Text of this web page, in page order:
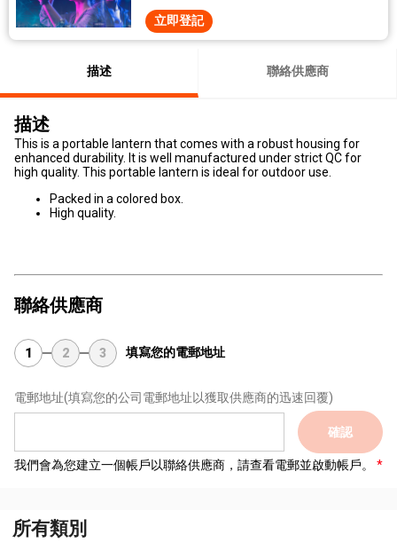
立即登記
描述 聯絡供應商
描述
This is a portable lantern that comes with a robust housing for
enhanced durability. It is well manufactured under strict QC for
high quality. This portable lantern is ideal for outdoor use.
Packed in a colored box.
High quality.
聯絡供應商
1 2 3 填寫您的電郵地址
電郵地址(填寫您的公司電郵地址以獲取供應商的迅速回覆)
確認
我們會為您建立一個帳戶以聯絡供應商，請查看電郵並啟動帳戶。
所有類別